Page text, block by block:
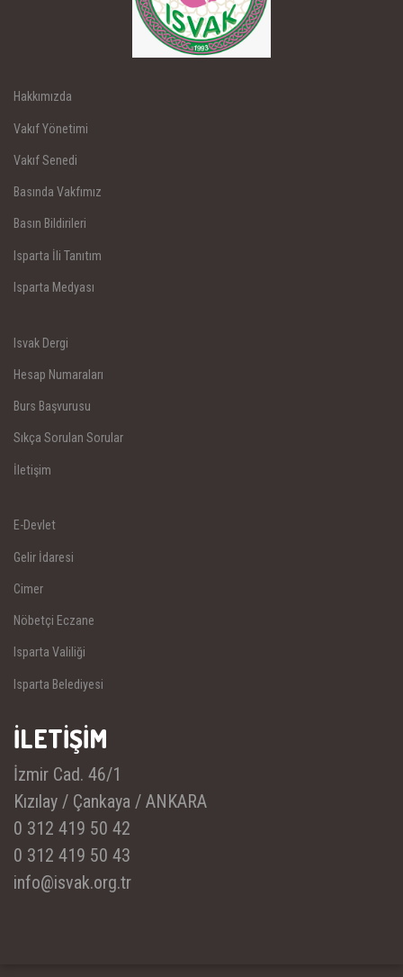
Hakkımızda
Vakıf Yönetimi
Vakıf Senedi
Basında Vakfımız
Basın Bildirileri
Isparta İli Tanıtım
Isparta Medyası
Isvak Dergi
Hesap Numaraları
Burs Başvurusu
Sıkça Sorulan Sorular
İletişim
E-Devlet
Gelir İdaresi
Cimer
Nöbetçi Eczane
Isparta Valiliği
Isparta Belediyesi
İLETİŞİM
İzmir Cad. 46/1
Kızılay / Çankaya / ANKARA
0 312 419 50 42
0 312 419 50 43
info@isvak.org.tr